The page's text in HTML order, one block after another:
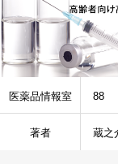
医薬品情報室 88
著者 蔵之